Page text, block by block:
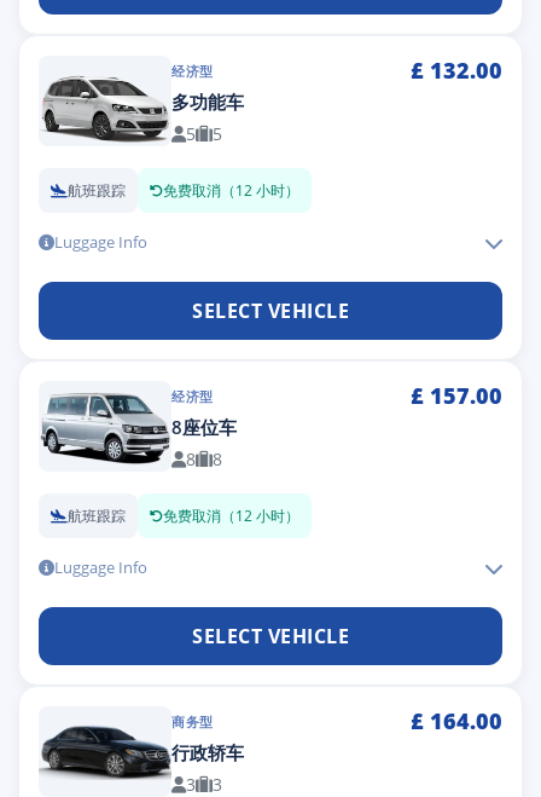
经济型 £ 132.00
多功能车
5 5
航班跟踪 免费取消（12 小时）
Luggage Info
SELECT VEHICLE
经济型 £ 157.00
8座位车
8 8
航班跟踪 免费取消（12 小时）
Luggage Info
SELECT VEHICLE
商务型 £ 164.00
行政轿车
3 3